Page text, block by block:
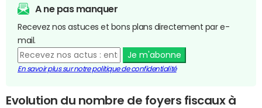
A ne pas manquer
Recevez nos astuces et bons plans directement par e-
mail.
Je m'abonne
En savoir plus sur notre politique de confidentialité
Evolution du nombre de foyers fiscaux à